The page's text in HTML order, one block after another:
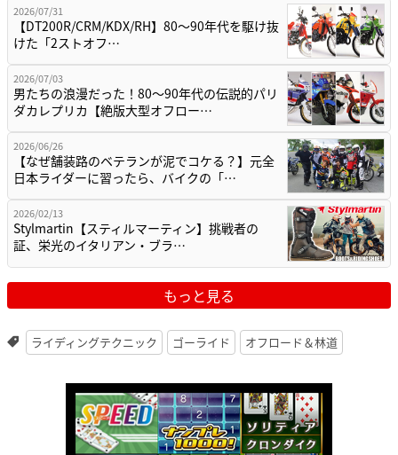
2026/07/31
【DT200R/CRM/KDX/RH】80〜90年代を駆け抜
けた「2ストオフ…
2026/07/03
男たちの浪漫だった！80〜90年代の伝説的パリ
ダカレプリカ【絶版大型オフロー…
2026/06/26
【なぜ舗装路のベテランが泥でコケる？】元全
日本ライダーに習ったら、バイクの「…
2026/02/13
Stylmartin【スティルマーティン】挑戦者の
証、栄光のイタリアン・ブラ…
もっと見る
ライディングテクニック ゴーライド オフロード＆林道